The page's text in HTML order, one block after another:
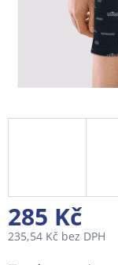
285 Kč
235,54 Kč bez DPH